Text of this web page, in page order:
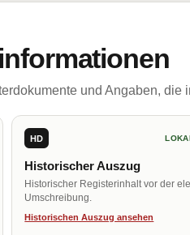
und Angaben, die
HD
Historischer Auszug
Historischer Registerinhalt vor der
Umschreibung.
Historischen Auszug ansehen